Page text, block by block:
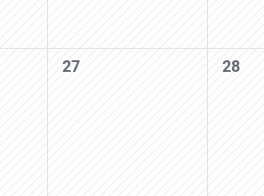
0
27
0
28